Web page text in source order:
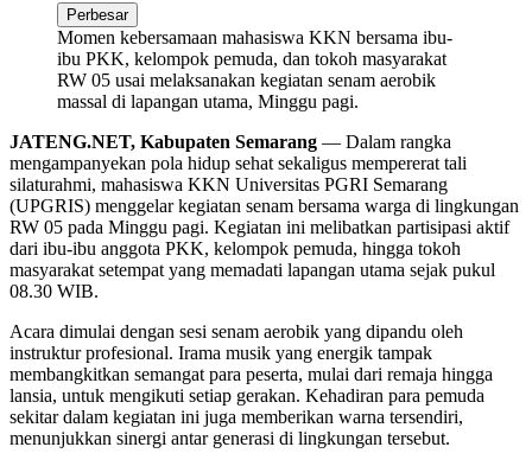
Perbesar
Momen kebersamaan mahasiswa KKN bersama ibu-
ibu PKK, kelompok pemuda, dan tokoh masyarakat
RW 05 usai melaksanakan kegiatan senam aerobik
massal di lapangan utama, Minggu pagi.
JATENG.NET, Kabupaten Semarang — Dalam rangka
mengampanyekan pola hidup sehat sekaligus mempererat tali
silaturahmi, mahasiswa KKN Universitas PGRI Semarang
(UPGRIS) menggelar kegiatan senam bersama warga di lingkungan
RW 05 pada Minggu pagi. Kegiatan ini melibatkan partisipasi aktif
dari ibu-ibu anggota PKK, kelompok pemuda, hingga tokoh
masyarakat setempat yang memadati lapangan utama sejak pukul
08.30 WIB.
Acara dimulai dengan sesi senam aerobik yang dipandu oleh
instruktur profesional. Irama musik yang energik tampak
membangkitkan semangat para peserta, mulai dari remaja hingga
lansia, untuk mengikuti setiap gerakan. Kehadiran para pemuda
sekitar dalam kegiatan ini juga memberikan warna tersendiri,
menunjukkan sinergi antar generasi di lingkungan tersebut.